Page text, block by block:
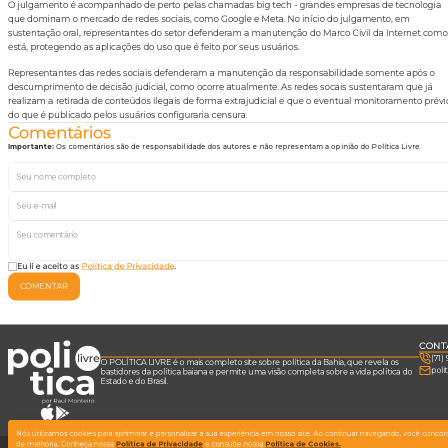
O julgamento é acompanhado de perto pelas chamadas big tech - grandes empresas de tecnologia
que dominam o mercado de redes sociais, como Google e Meta. No início do julgamento, em
sustentação oral, representantes do setor defenderam a manutenção do Marco Civil da Internet como
está, protegendo as aplicações do uso que é feito por seus usuários.
Representantes das redes sociais defenderam a manutenção da responsabilidade somente após o
descumprimento de decisão judicial, como ocorre atualmente. As redes socais sustentaram que já
realizam a retirada de conteúdos ilegais de forma extrajudicial e que o eventual monitoramento
do que é publicado pelos usuários configuraria censura.
Comentários
Importante: Os comentários são de responsabilidade dos autores e não representam a opinião do Política Livre
Eu li e aceito as Política de Privacidade.
COMENTAR
O POLÍTICA LIVRE é o mais completo site sobre política da Bahia, que revela os
bastidores da política baiana e permite uma visão completa sobre a vida política do
Estado e do Brasil.
(71)
Nós utilizamos cookies para aprimorar e personalizar a sua experiência em nosso site. Ao continuar navegando, você
de melhoria. Conheça nossa Política de Privacidade e consulte nossa Política de Cookies.